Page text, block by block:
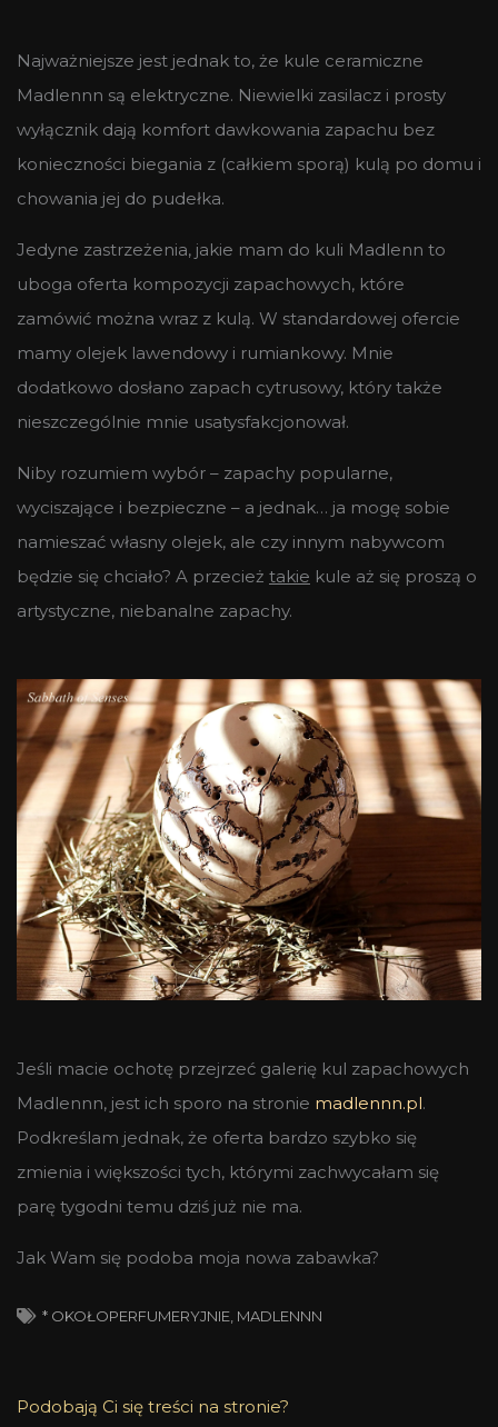
Najważniejsze jest jednak to, że kule ceramiczne
Madlennn są elektryczne. Niewielki zasilacz i prosty
wyłącznik dają komfort dawkowania zapachu bez
konieczności biegania z (całkiem sporą) kulą po domu i
chowania jej do pudełka.
Jedyne zastrzeżenia, jakie mam do kuli Madlenn to
uboga oferta kompozycji zapachowych, które
zamówić można wraz z kulą. W standardowej ofercie
mamy olejek lawendowy i rumiankowy. Mnie
dodatkowo dosłano zapach cytrusowy, który także
nieszczególnie mnie usatysfakcjonował.
Niby rozumiem wybór – zapachy popularne,
wyciszające i bezpieczne – a jednak… ja mogę sobie
namieszać własny olejek, ale czy innym nabywcom
będzie się chciało? A przecież takie kule aż się proszą o
artystyczne, niebanalne zapachy.
Jeśli macie ochotę przejrzeć galerię kul zapachowych
Madlennn, jest ich sporo na stronie madlennn.pl.
Podkreślam jednak, że oferta bardzo szybko się
zmienia i większości tych, którymi zachwycałam się
parę tygodni temu dziś już nie ma.
Jak Wam się podoba moja nowa zabawka?
* OKOŁOPERFUMERYJNIE MADLENNN
Podobają Ci się treści na stronie?